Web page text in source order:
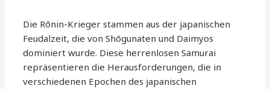
Die Rōnin-Krieger stammen aus der japanischen
Feudalzeit, die von Shōgunaten und Daimyos
dominiert wurde. Diese herrenlosen Samurai
repräsentieren die Herausforderungen, die in
verschiedenen Epochen des japanischen